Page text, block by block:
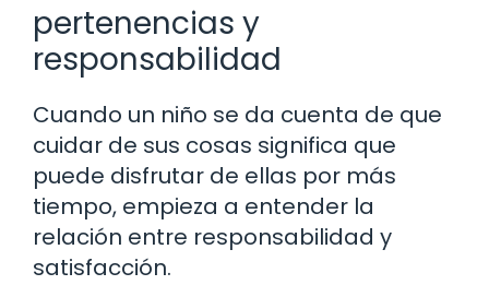
pertenencias y
responsabilidad
Cuando un niño se da cuenta de que
cuidar de sus cosas significa que
puede disfrutar de ellas por más
tiempo, empieza a entender la
relación entre responsabilidad y
satisfacción.